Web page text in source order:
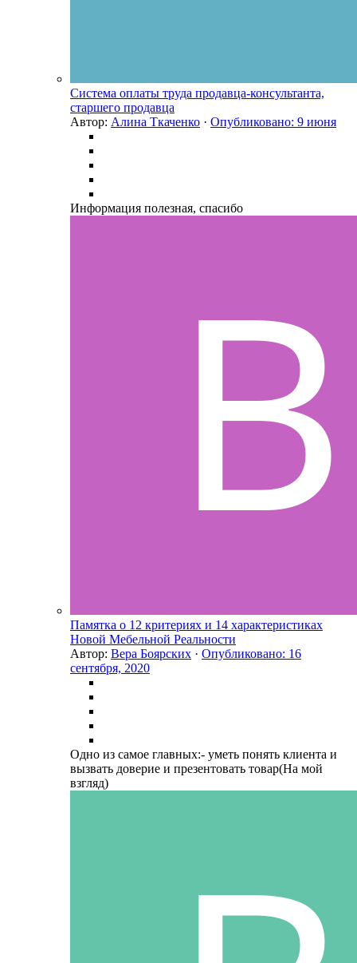
Система оплаты труда продавца-консультанта,
старшего продавца
Автор: Алина Ткаченко · Опубликовано: 9 июня
Информация полезная, спасибо
Памятка о 12 критериях и 14 характеристиках
Новой Мебельной Реальности
Автор: Вера Боярских · Опубликовано: 16
сентября, 2020
Одно из самое главных:- уметь понять клиента и
вызвать доверие и презентовать товар(На мой
взгляд)